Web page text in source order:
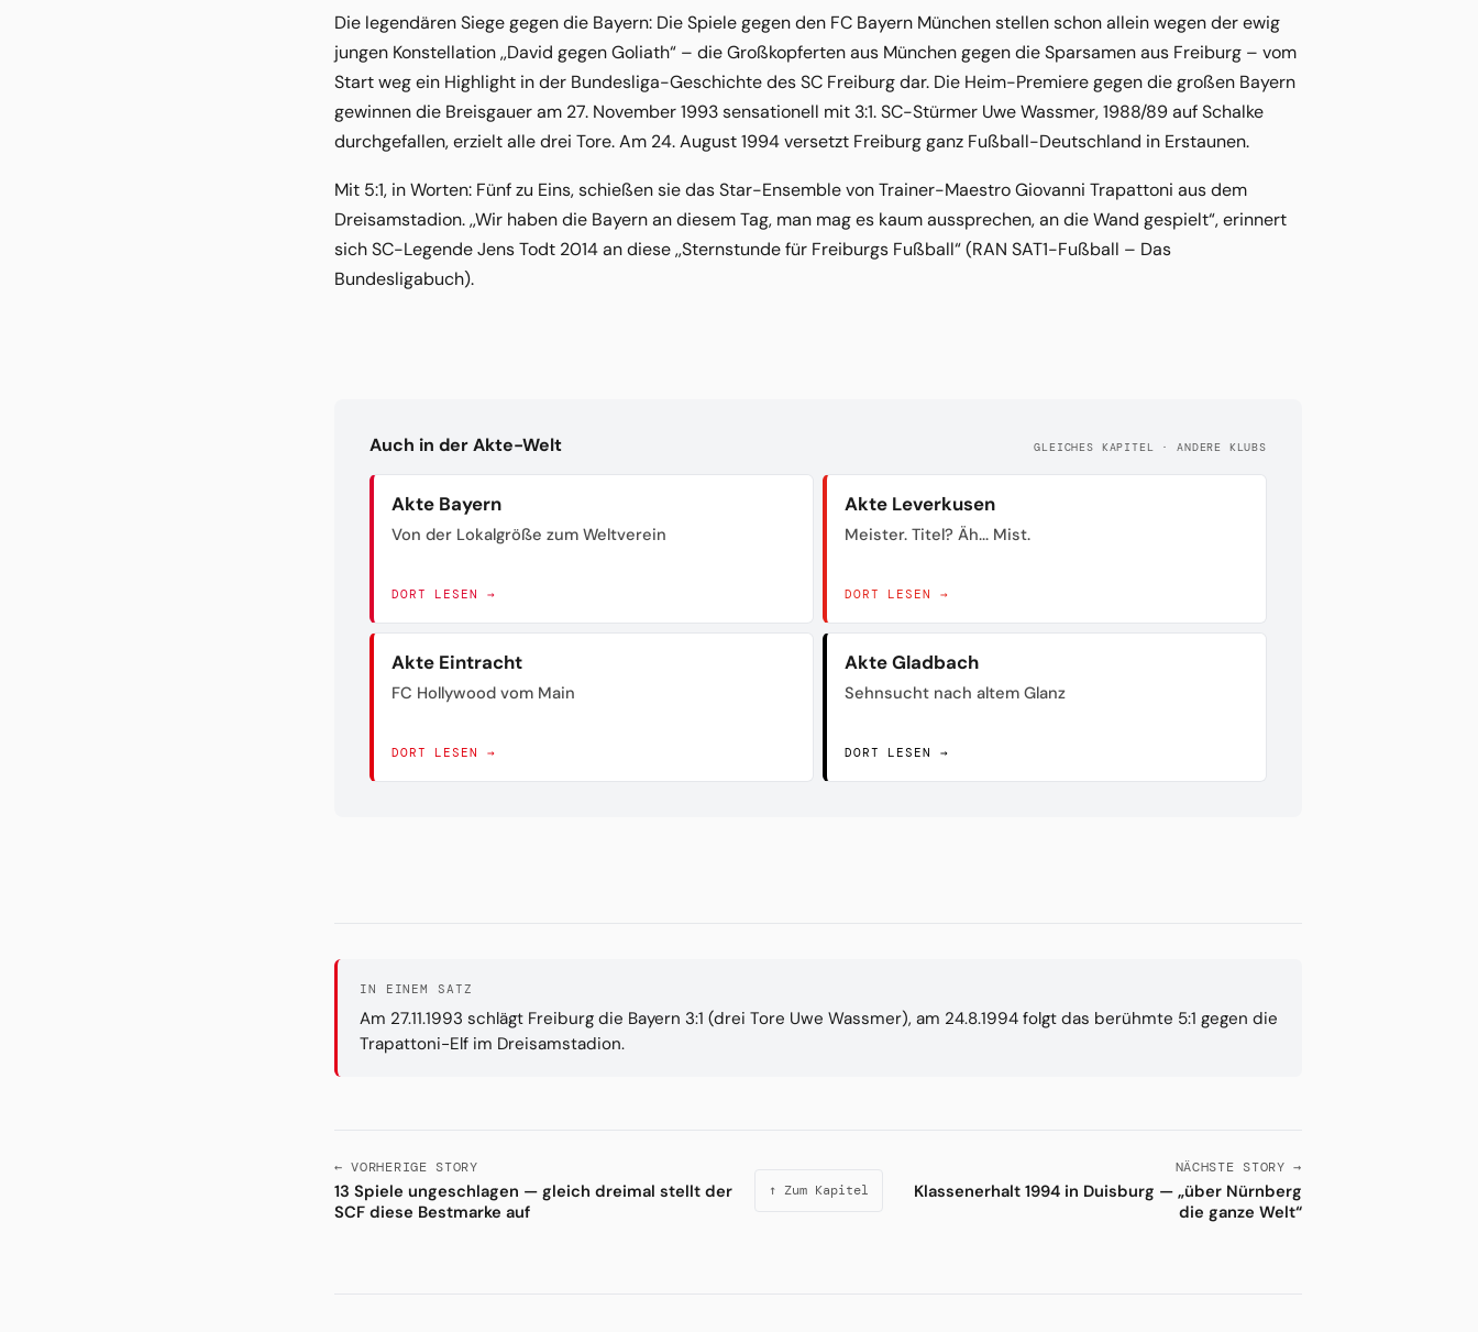
Die legendären Siege gegen die Bayern: Die Spiele gegen den FC Bayern München stellen schon allein wegen der ewig
jungen Konstellation ,,David gegen Goliath“ – die Großkopferten aus München gegen die Sparsamen aus Freiburg – vom
Start weg ein Highlight in der Bundesliga-Geschichte des SC Freiburg dar. Die Heim-Premiere gegen die großen Bayern
gewinnen die Breisgauer am 27. November 1993 sensationell mit 3:1. SC-Stürmer Uwe Wassmer, 1988/89 auf Schalke
durchgefallen, erzielt alle drei Tore. Am 24. August 1994 versetzt Freiburg ganz Fußball-Deutschland in Erstaunen.
Mit 5:1, in Worten: Fünf zu Eins, schießen sie das Star-Ensemble von Trainer-Maestro Giovanni Trapattoni aus dem
Dreisamstadion. ,,Wir haben die Bayern an diesem Tag, man mag es kaum aussprechen, an die Wand gespielt“, erinnert
sich SC-Legende Jens Todt 2014 an diese ,,Sternstunde für Freiburgs Fußball“ (RAN SAT1-Fußball – Das
Bundesligabuch).
Auch in der Akte-Welt GLEICHES KAPITEL · ANDERE KLUBS
Akte Bayern
Von der Lokalgröße zum Weltverein
DORT LESEN →
Akte Leverkusen
Meister. Titel? Äh... Mist.
DORT LESEN →
Akte Eintracht
FC Hollywood vom Main
DORT LESEN →
Akte Gladbach
Sehnsucht nach altem Glanz
DORT LESEN →
IN EINEM SATZ
Am 27.11.1993 schlägt Freiburg die Bayern 3:1 (drei Tore Uwe Wassmer), am 24.8.1994 folgt das berühmte 5:1 gegen die
Trapattoni-Elf im Dreisamstadion.
← VORHERIGE STORY
13 Spiele ungeschlagen — gleich dreimal stellt der
SCF diese Bestmarke auf
↑ Zum Kapitel
NÄCHSTE STORY →
Klassenerhalt 1994 in Duisburg — „über Nürnberg
die ganze Welt“